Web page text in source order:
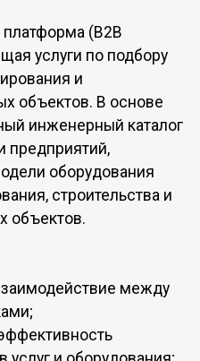
(B2B
услуги по подбору
и
объектов. В основе
инженерный каталог
предприятий,
оборудования
строительства и
объектов.
между